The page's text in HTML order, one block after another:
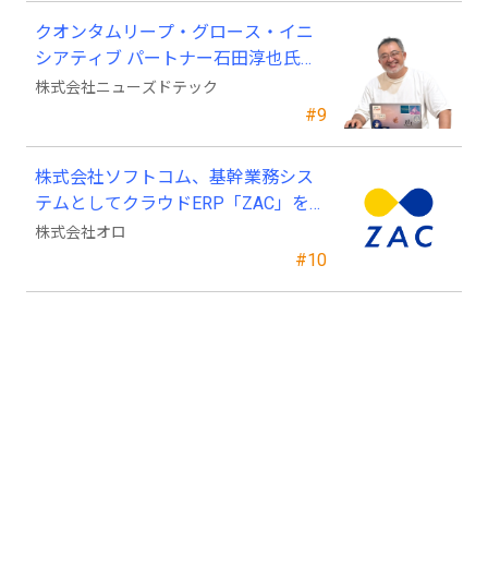
#9
クオンタムリープ・グロース・イニ
シアティブ パートナー石田淳也氏が
ニューズドテックの戦略顧問に就任
株式会社ニューズドテック
#10
株式会社ソフトコム、基幹業務シス
テムとしてクラウドERP「ZAC」を採
用
株式会社オロ